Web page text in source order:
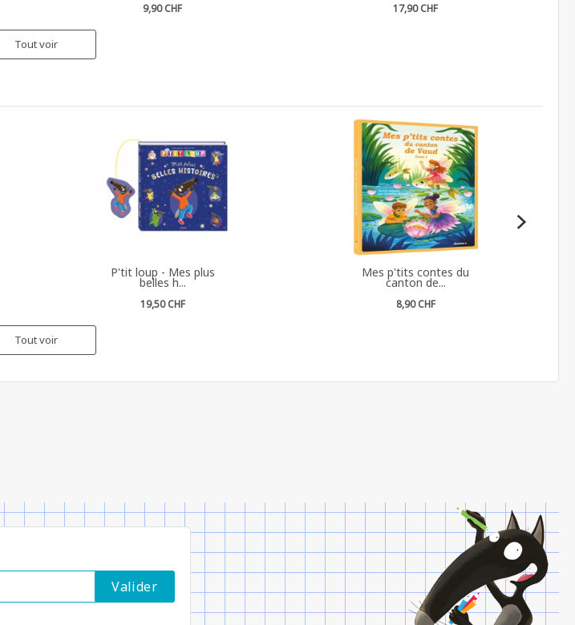
9,90 CHF 17,90 CHF
Tout voir
P'tit loup - Mes plus
belles h...
19,50 CHF
Mes p'tits contes du
canton de...
8,90 CHF
Tout voir